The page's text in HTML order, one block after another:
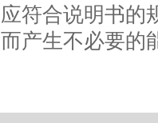
应符合说明书的
而产生不必要的